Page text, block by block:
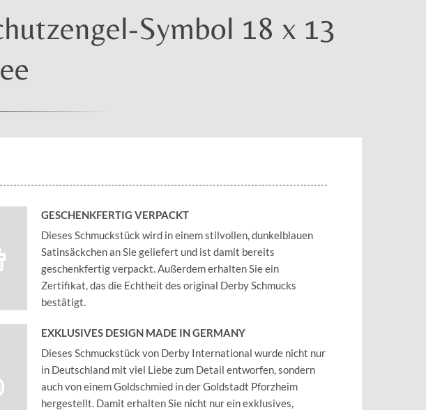
Symbol 18 x 13
GESCHENKFERTIG VERPACKT
Dieses Schmuckstück wird in einem stilvollen, dunkelblauen
Satinsäckchen an Sie geliefert und ist damit bereits
geschenkfertig verpackt. Außerdem erhalten Sie ein
Zertifikat, das die Echtheit des original Derby Schmucks
bestätigt.
EXKLUSIVES DESIGN MADE IN GERMANY
Dieses Schmuckstück von Derby International wurde nicht nur
in Deutschland mit viel Liebe zum Detail entworfen, sondern
auch von einem Goldschmied in der Goldstadt Pforzheim
hergestellt. Damit erhalten Sie nicht nur ein exklusives,